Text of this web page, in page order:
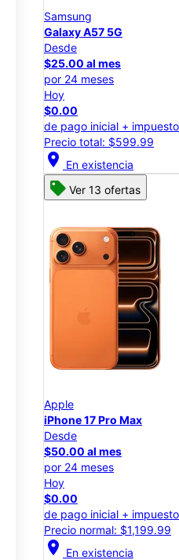
Samsung
Galaxy A57 5G
Desde
$25.00 al mes
por 24 meses
Hoy
$0.00
de pago inicial +
Precio total: $599.99
location_on En existencia
Ver 13 ofertas
Apple
iPhone 17 Pro Max
Desde
$50.00 al mes
por 24 meses
Hoy
$0.00
de pago inicial +
Precio normal: $1,199.99
location_on En existencia